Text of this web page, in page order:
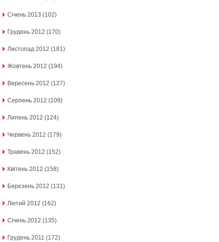
Січень 2013 (102)
Грудень 2012 (170)
Листопад 2012 (181)
Жовтень 2012 (194)
Вересень 2012 (127)
Серпень 2012 (109)
Липень 2012 (124)
Червень 2012 (179)
Травень 2012 (152)
Квітень 2012 (158)
Березень 2012 (131)
Лютий 2012 (162)
Січень 2012 (135)
Грудень 2011 (172)